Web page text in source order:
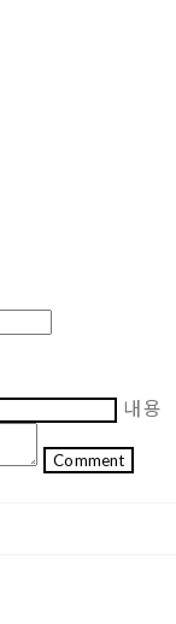
내용
Comment